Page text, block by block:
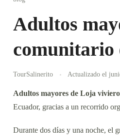
Adultos
comunitario
TourSalinerito Actualizado el
Adultos mayores de Loja
Ecuador, gracias a un recorrido
Durante dos días y una noche, el